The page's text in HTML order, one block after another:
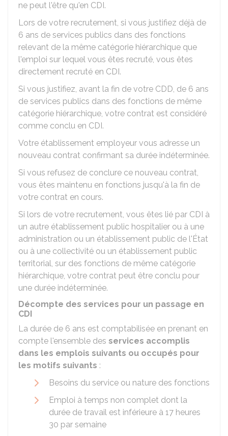
ne peut l'être qu'en CDI.
Lors de votre recrutement, si vous justifiez déjà de
6 ans de services publics dans des fonctions
relevant de la même catégorie hiérarchique que
l'emploi sur lequel vous êtes recruté, vous êtes
directement recruté en CDI.
Si vous justifiez, avant la fin de votre CDD, de 6 ans
de services publics dans des fonctions de même
catégorie hiérarchique, votre contrat est considéré
comme conclu en CDI.
Votre établissement employeur vous adresse un
nouveau contrat confirmant sa durée indéterminée.
Si vous refusez de conclure ce nouveau contrat,
vous êtes maintenu en fonctions jusqu'à la fin de
votre contrat en cours.
Si lors de votre recrutement, vous êtes lié par CDI à
un autre établissement public hospitalier ou à une
administration ou un établissement public de l'État
ou à une collectivité ou un établissement public
territorial, sur des fonctions de même catégorie
hiérarchique, votre contrat peut être conclu pour
une durée indéterminée.
Décompte des services pour un passage en
CDI
La durée de 6 ans est comptabilisée en prenant en
compte l'ensemble des services accomplis
dans les emplois suivants ou occupés pour
les motifs suivants :
Besoins du service ou nature des fonctions
Emploi à temps non complet dont la
durée de travail est inférieure à 17 heures
30 par semaine